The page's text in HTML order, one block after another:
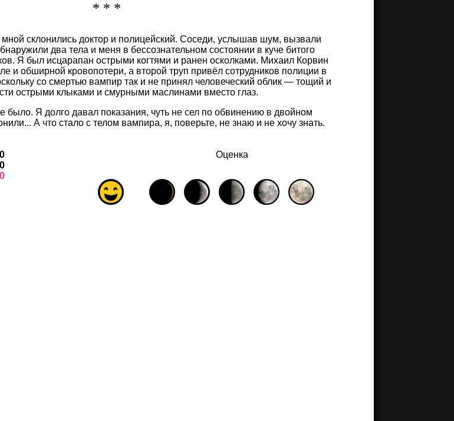
* * *
склонились доктор и полицейский. Соседи, услышав шум, вызвали
два тела и меня в бессознательном состоянии в куче битого
Я был исцарапан острыми когтями и ранен осколками. Михаил Корвин
и обширной кровопотери, а второй труп привёл сотрудников полиции в
со смертью вампир так и не принял человеческий облик — тощий и
острыми клыками и смурными маслинами вместо глаз.
было. Я долго давал показания, чуть не сел по обвинению в двойном
А что стало с телом вампира, я, поверьте, не знаю и не хочу знать.
0
0
Оценка